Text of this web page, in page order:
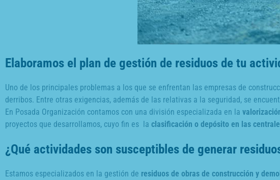
Elaboramos el plan de gestión de residuos de tu
Uno de los principales problemas a los que se enfrentan las empresas de
derribos. Entre otras exigencias, además de las relativas a la seguridad, se
En Posada Organización contamos con una división especializada en la
proyectos que desarrollamos, cuyo fin es la clasificación o depósito en las
¿Qué actividades son susceptibles de generar
Estamos especializados en la gestión de residuos de obras de construcción y